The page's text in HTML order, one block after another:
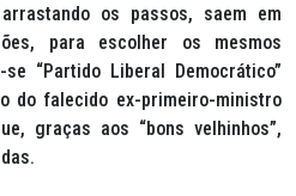
os passos, saem em
para escolher os mesmos
“Partido Liberal Democrático”
do falecido ex-primeiro-ministro
graças aos “bons velhinhos”,